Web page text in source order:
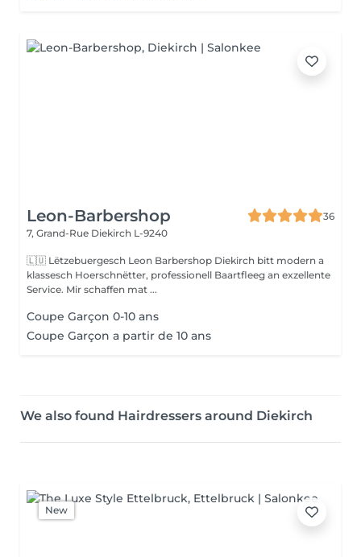
Leon-Barbershop
36
7, Grand-Rue Diekirch L-9240
🇱🇺 Lëtzebuergesch Leon Barbershop Diekirch bitt modern a
klassesch Hoerschnëtter, professionell Baartfleeg an exzellente
Service. Mir schaffen mat ...
Coupe Garçon 0-10 ans
Coupe Garçon a partir de 10 ans
We also found Hairdressers around Diekirch
New